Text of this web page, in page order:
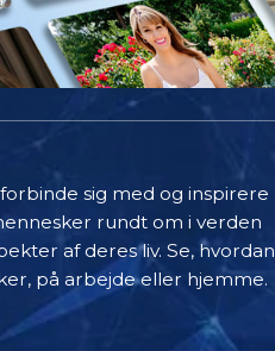
sig med og inspirere
rundt om i verden
af deres liv. Se, hvordan
på arbejde eller hjemme.